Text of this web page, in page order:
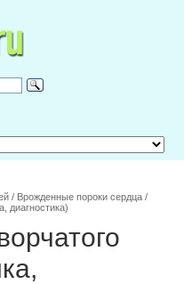
/ Врожденные пороки сердца /
диагностика)